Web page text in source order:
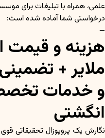
علمی، همراه با تبلیغات برای
درخواستی شما آماده شده است:
—
هزینه و قیمت
ملایر +
و خدمات
انگشتی
نگارش یک پروپوزال تحقیقاتی